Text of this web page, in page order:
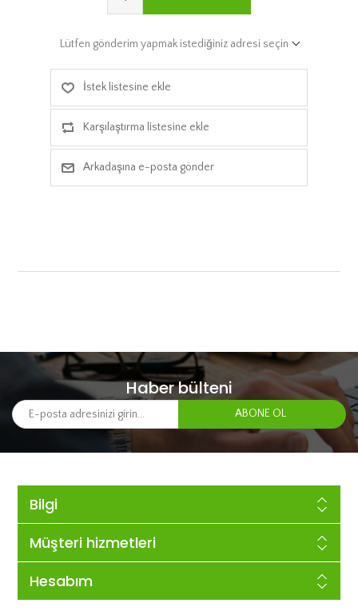
Lütfen gönderim yapmak istediğiniz adresi seçin
İstek listesine ekle
Karşılaştırma listesine ekle
Arkadaşına e-posta gönder
Haber bülteni
Bilgi
Müşteri hizmetleri
Hesabım